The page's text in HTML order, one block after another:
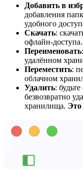
Добавить в
добавления
удобного
Скачать:
офлайн-доступа.
Переименовать
удалённом
Переместить:
облачном
Удалить:
безвозвратно
хранилища. Это